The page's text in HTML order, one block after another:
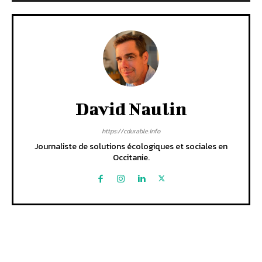
David Naulin
https://cdurable.info
Journaliste de solutions écologiques et sociales en
Occitanie.